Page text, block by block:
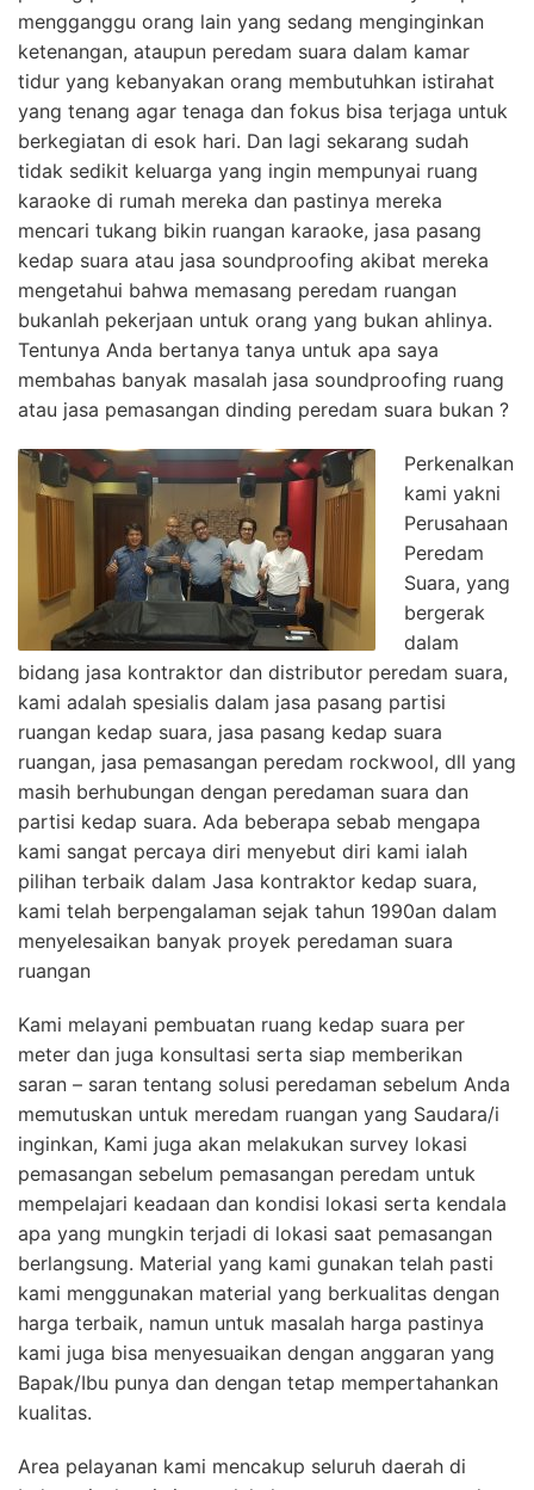
mengganggu orang lain yang sedang menginginkan
ketenangan, ataupun peredam suara dalam kamar
tidur yang kebanyakan orang membutuhkan istirahat
yang tenang agar tenaga dan fokus bisa terjaga untuk
berkegiatan di esok hari. Dan lagi sekarang sudah
tidak sedikit keluarga yang ingin mempunyai ruang
karaoke di rumah mereka dan pastinya mereka
mencari tukang bikin ruangan karaoke, jasa pasang
kedap suara atau jasa soundproofing akibat mereka
mengetahui bahwa memasang peredam ruangan
bukanlah pekerjaan untuk orang yang bukan ahlinya.
Tentunya Anda bertanya tanya untuk apa saya
membahas banyak masalah jasa soundproofing ruang
atau jasa pemasangan dinding peredam suara bukan ?
Perkenalkan
kami yakni
Perusahaan
Peredam
Suara, yang
bergerak
dalam
bidang jasa kontraktor dan distributor peredam suara,
kami adalah spesialis dalam jasa pasang partisi
ruangan kedap suara, jasa pasang kedap suara
ruangan, jasa pemasangan peredam rockwool, dll yang
masih berhubungan dengan peredaman suara dan
partisi kedap suara. Ada beberapa sebab mengapa
kami sangat percaya diri menyebut diri kami ialah
pilihan terbaik dalam Jasa kontraktor kedap suara,
kami telah berpengalaman sejak tahun 1990an dalam
menyelesaikan banyak proyek peredaman suara
ruangan
Kami melayani pembuatan ruang kedap suara per
meter dan juga konsultasi serta siap memberikan
saran – saran tentang solusi peredaman sebelum Anda
memutuskan untuk meredam ruangan yang Saudara/i
inginkan, Kami juga akan melakukan survey lokasi
pemasangan sebelum pemasangan peredam untuk
mempelajari keadaan dan kondisi lokasi serta kendala
apa yang mungkin terjadi di lokasi saat pemasangan
berlangsung. Material yang kami gunakan telah pasti
kami menggunakan material yang berkualitas dengan
harga terbaik, namun untuk masalah harga pastinya
kami juga bisa menyesuaikan dengan anggaran yang
Bapak/Ibu punya dan dengan tetap mempertahankan
kualitas.
Area pelayanan kami mencakup seluruh daerah di